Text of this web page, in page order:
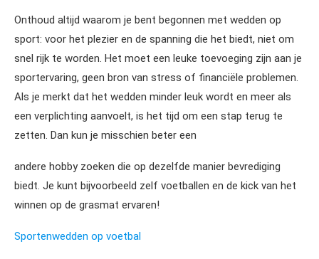
Onthoud altijd waarom je bent begonnen met wedden op
sport: voor het plezier en de spanning die het biedt, niet om
snel rijk te worden. Het moet een leuke toevoeging zijn aan je
sportervaring, geen bron van stress of financiële problemen.
Als je merkt dat het wedden minder leuk wordt en meer als
een verplichting aanvoelt, is het tijd om een stap terug te
zetten. Dan kun je misschien beter een
andere hobby zoeken die op dezelfde manier bevrediging
biedt. Je kunt bijvoorbeeld zelf voetballen en de kick van het
winnen op de grasmat ervaren!
Sportenwedden op voetbal